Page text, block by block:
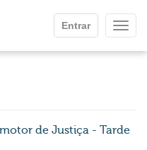
Entrar
de Justiça - Tarde